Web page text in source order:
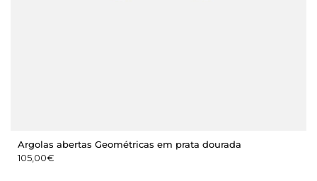
Argolas abertas Geométricas em prata dourada
105,00€